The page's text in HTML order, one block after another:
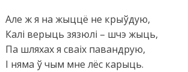
Але ж я на жыццё не крыўдую,
Калі верыць зязюлі – шчэ жыць,
Па шляхах я сваіх павандрую,
І няма ў чым мне лёс карыць.